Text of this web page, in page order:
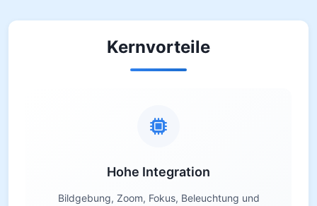
Kernvorteile
Hohe Integration
Bildgebung, Zoom, Fokus, Beleuchtung und